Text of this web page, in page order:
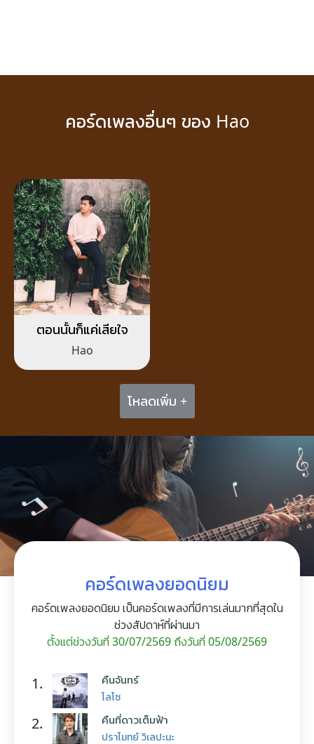
คอร์ดเพลงอื่นๆ ของ Hao
ตอนนั้นก็แค่เสียใจ
Hao
โหลดเพิ่ม +
คอร์ดเพลงยอดนิยม
คอร์ดเพลงยอดนิยม เป็นคอร์ดเพลงที่มีการเล่นมากที่สุดใน
ช่วงสัปดาห์ที่ผ่านมา
ตั้งแต่ช่วงวันที่ 30/07/2569 ถึงวันที่ 05/08/2569
1. คืนจันทร์
โลโซ
2. คืนที่ดาวเต็มฟ้า
ปราโมทย์ วิเลปะนะ